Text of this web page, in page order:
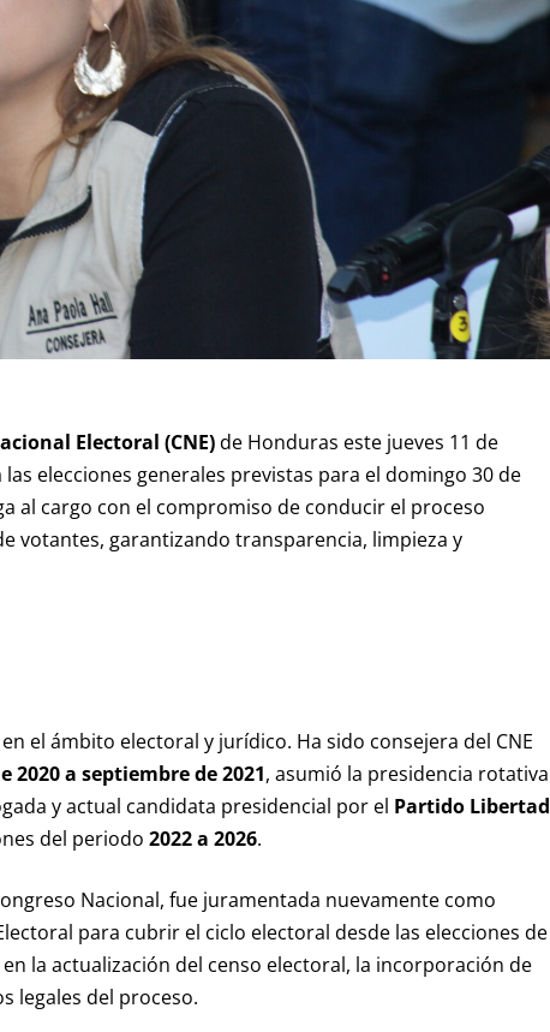
Electoral (CNE)de Honduras este jueves 11 de
elecciones generales previstas para el domingo 30 de
al cargo con el compromiso de conducir el proceso
votantes, garantizando transparencia, limpieza y
el ámbito electoral y jurídico. Ha sido consejera del CNE
2020 a septiembre de 2021, asumió la presidencia rotativa
y actual candidata presidencial por el Partido Libertad
del periodo 2022 a 2026.
Nacional, fue juramentada nuevamente como
para cubrir el ciclo electoral desde las elecciones de
la actualización del censo electoral, la incorporación de
legales del proceso.